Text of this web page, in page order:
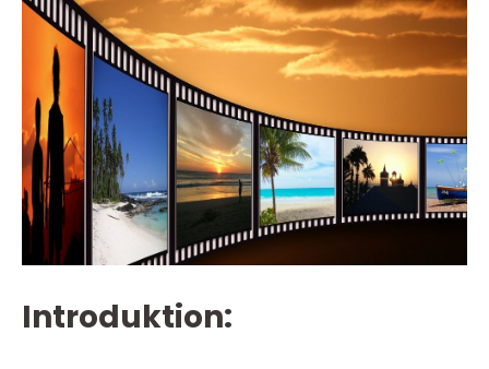
Introduktion: